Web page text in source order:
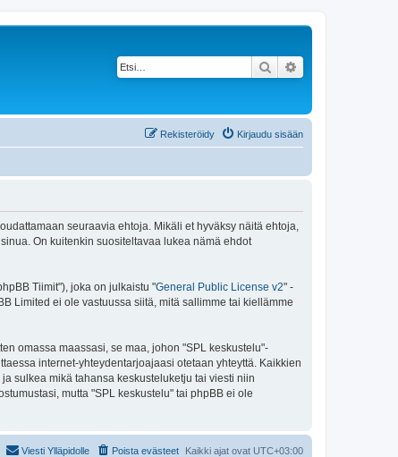
Etsi
Kirjaudu sisään
Rekisteröidy
seuraavia ehtoja. Mikäli et hyväksy näitä ehtoja,
On kuitenkin suositeltavaa lukea nämä ehdot
Tiimit"), joka on julkaistu "General Public License v2" -
Limited ei ole vastuussa siitä, mitä sallimme tai kiellämme
omassa maassasi, se maa, johon "SPL keskustelu"-
internet-yhteydentarjoajaasi otetaan yhteyttä. Kaikkien
sulkea mikä tahansa keskusteluketju tai viesti niin
mutta "SPL keskustelu" tai phpBB ei ole
Kaikki ajat ovat UTC+03:00
Poista evästeet
Viesti Ylläpidolle